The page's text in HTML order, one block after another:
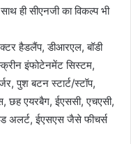
ही सीएनजी का विकल्‍प भी
हैडलैंप, डीआरएल, बॉडी
इंफोटेनमेंट सिस्‍टम,
पुश बटन स्‍टार्ट/स्‍टॉप,
छह एयरबैग, ईएससी, एचएसी,
अलर्ट, ईएसएस जैसे फीचर्स